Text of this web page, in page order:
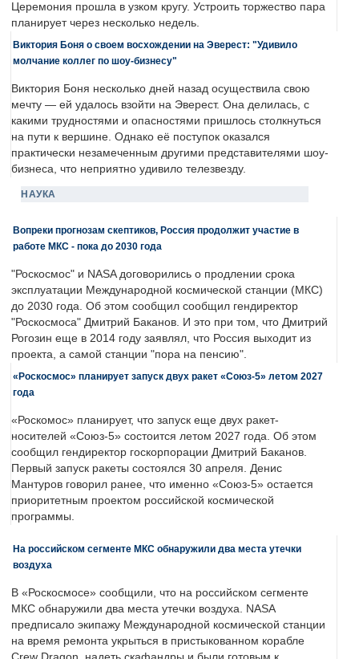
Церемония прошла в узком кругу. Устроить торжество пара
планирует через несколько недель.
Виктория Боня о своем восхождении на Эверест: "Удивило
молчание коллег по шоу-бизнесу"
Виктория Боня несколько дней назад осуществила свою
мечту — ей удалось взойти на Эверест. Она делилась, с
какими трудностями и опасностями пришлось столкнуться
на пути к вершине. Однако её поступок оказался
практически незамеченным другими представителями шоу-
бизнеса, что неприятно удивило телезвезду.
НАУКА
Вопреки прогнозам скептиков, Россия продолжит участие в
работе МКС - пока до 2030 года
"Роскосмос" и NASA договорились о продлении срока
эксплуатации Международной космической станции (МКС)
до 2030 года. Об этом сообщил сообщил гендиректор
"Роскосмоса" Дмитрий Баканов. И это при том, что Дмитрий
Рогозин еще в 2014 году заявлял, что Россия выходит из
проекта, а самой станции "пора на пенсию".
«Роскосмос» планирует запуск двух ракет «Союз-5» летом 2027
года
«Роскомос» планирует, что запуск еще двух ракет-
носителей «Союз-5» состоится летом 2027 года. Об этом
сообщил гендиректор госкорпорации Дмитрий Баканов.
Первый запуск ракеты состоялся 30 апреля. Денис
Мантуров говорил ранее, что именно «Союз-5» остается
приоритетным проектом российской космической
программы.
На российском сегменте МКС обнаружили два места утечки
воздуха
В «Роскосмосе» сообщили, что на российском сегменте
МКС обнаружили два места утечки воздуха. NASA
предписало экипажу Международной космической станции
на время ремонта укрыться в пристыкованном корабле